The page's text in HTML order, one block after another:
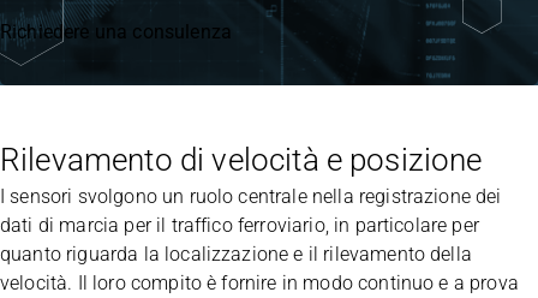
Richiedere una consulenza
Rilevamento di velocità e posizione
I sensori svolgono un ruolo centrale nella registrazione dei
dati di marcia per il traffico ferroviario, in particolare per
quanto riguarda la localizzazione e il rilevamento della
velocità. Il loro compito è fornire in modo continuo e a prova